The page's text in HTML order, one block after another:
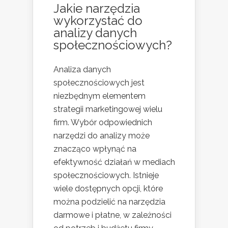
Jakie narzędzia
wykorzystać do
analizy danych
społecznościowych?
Analiza danych
społecznościowych jest
niezbędnym elementem
strategii marketingowej wielu
firm. Wybór odpowiednich
narzędzi do analizy może
znacząco wpłynąć na
efektywność działań w mediach
społecznościowych. Istnieje
wiele dostępnych opcji, które
można podzielić na narzędzia
darmowe i płatne, w zależności